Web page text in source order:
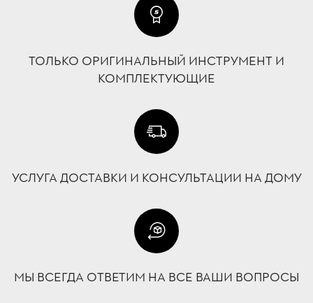
ТОЛЬКО ОРИГИНАЛЬНЫЙ ИНСТРУМЕНТ И
КОМПЛЕКТУЮЩИЕ
УСЛУГА ДОСТАВКИ И КОНСУЛЬТАЦИИ НА ДОМУ
МЫ ВСЕГДА ОТВЕТИМ НА ВСЕ ВАШИ ВОПРОСЫ